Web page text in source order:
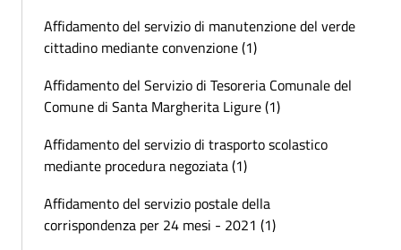
Affidamento del servizio di manutenzione del verde
cittadino mediante convenzione (1)
Affidamento del Servizio di Tesoreria Comunale del
Comune di Santa Margherita Ligure (1)
Affidamento del servizio di trasporto scolastico
mediante procedura negoziata (1)
Affidamento del servizio postale della
corrispondenza per 24 mesi - 2021 (1)